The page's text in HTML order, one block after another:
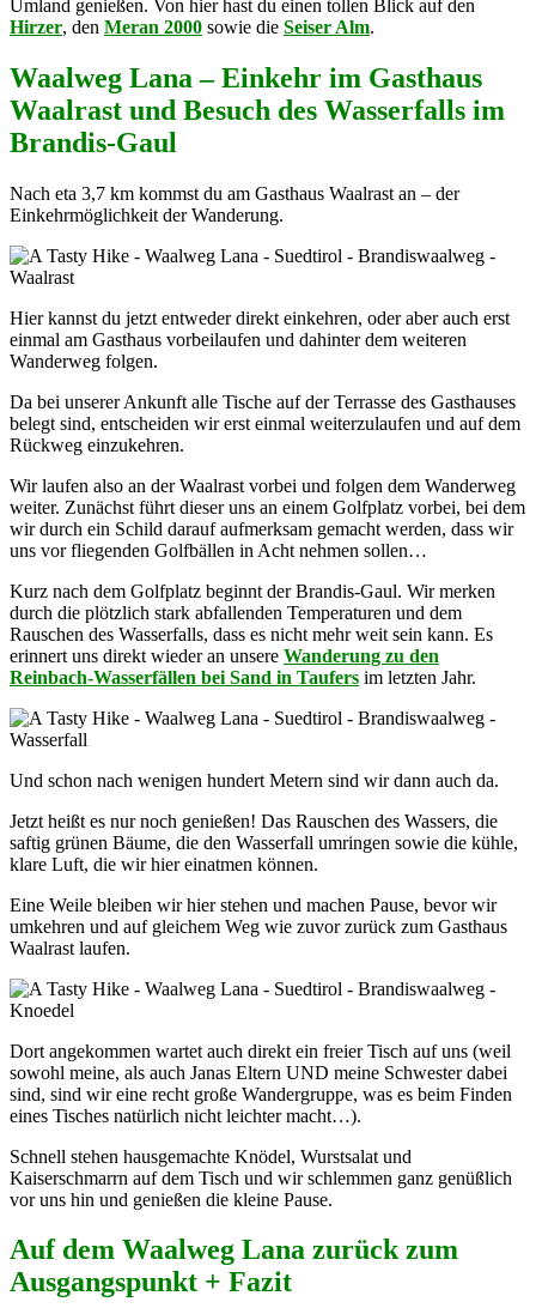
Umland genießen. Von hier hast du einen tollen Blick auf den
Hirzer, den Meran 2000 sowie die Seiser Alm.
Waalweg Lana – Einkehr im Gasthaus
Waalrast und Besuch des Wasserfalls im
Brandis-Gaul
Nach eta 3,7 km kommst du am Gasthaus Waalrast an – der
Einkehrmöglichkeit der Wanderung.
Hier kannst du jetzt entweder direkt einkehren, oder aber auch erst
einmal am Gasthaus vorbeilaufen und dahinter dem weiteren
Wanderweg folgen.
Da bei unserer Ankunft alle Tische auf der Terrasse des Gasthauses
belegt sind, entscheiden wir erst einmal weiterzulaufen und auf dem
Rückweg einzukehren.
Wir laufen also an der Waalrast vorbei und folgen dem Wanderweg
weiter. Zunächst führt dieser uns an einem Golfplatz vorbei, bei dem
wir durch ein Schild darauf aufmerksam gemacht werden, dass wir
uns vor fliegenden Golfbällen in Acht nehmen sollen…
Kurz nach dem Golfplatz beginnt der Brandis-Gaul. Wir merken
durch die plötzlich stark abfallenden Temperaturen und dem
Rauschen des Wasserfalls, dass es nicht mehr weit sein kann. Es
erinnert uns direkt wieder an unsere Wanderung zu den
Reinbach-Wasserfällen bei Sand in Taufers im letzten Jahr.
Und schon nach wenigen hundert Metern sind wir dann auch da.
Jetzt heißt es nur noch genießen! Das Rauschen des Wassers, die
saftig grünen Bäume, die den Wasserfall umringen sowie die kühle,
klare Luft, die wir hier einatmen können.
Eine Weile bleiben wir hier stehen und machen Pause, bevor wir
umkehren und auf gleichem Weg wie zuvor zurück zum Gasthaus
Waalrast laufen.
Dort angekommen wartet auch direkt ein freier Tisch auf uns (weil
sowohl meine, als auch Janas Eltern UND meine Schwester dabei
sind, sind wir eine recht große Wandergruppe, was es beim Finden
eines Tisches natürlich nicht leichter macht…).
Schnell stehen hausgemachte Knödel, Wurstsalat und
Kaiserschmarrn auf dem Tisch und wir schlemmen ganz genüßlich
vor uns hin und genießen die kleine Pause.
Auf dem Waalweg Lana zurück zum
Ausgangspunkt + Fazit